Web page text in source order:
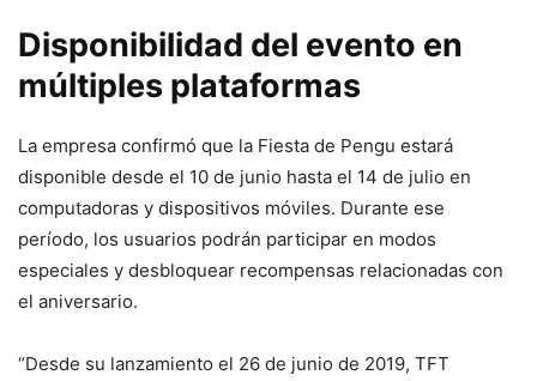
Disponibilidad del evento en
múltiples plataformas
La empresa confirmó que la Fiesta de Pengu estará
disponible desde el 10 de junio hasta el 14 de julio en
computadoras y dispositivos móviles. Durante ese
período, los usuarios podrán participar en modos
especiales y desbloquear recompensas relacionadas con
el aniversario.
“Desde su lanzamiento el 26 de junio de 2019, TFT